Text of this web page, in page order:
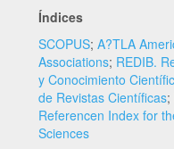
Índices
SCOPUS; A?TLA
Associations; REDIB.
y Conocimiento
de Revistas Científicas;
Referencen Index for
Sciences